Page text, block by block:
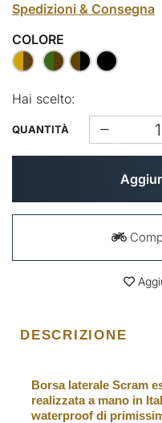
Spedizioni & Consegna
COLORE
Hai scelto:
QUANTITÀ
DESCRIZIONE
Borsa laterale Scram
realizzata a mano in
waterproof di